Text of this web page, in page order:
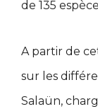
de 135
A partir de
sur les
Salaün,